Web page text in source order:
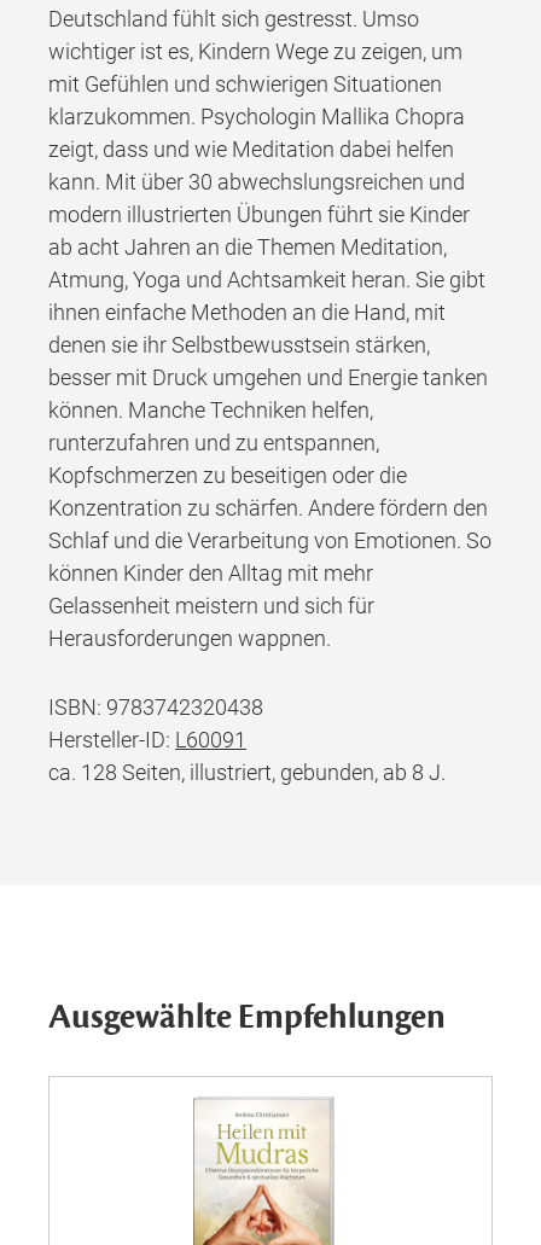
Deutschland fühlt sich gestresst. Umso
wichtiger ist es, Kindern Wege zu zeigen, um
mit Gefühlen und schwierigen Situationen
klarzukommen. Psychologin Mallika Chopra
zeigt, dass und wie Meditation dabei helfen
kann. Mit über 30 abwechslungsreichen und
modern illustrierten Übungen führt sie Kinder
ab acht Jahren an die Themen Meditation,
Atmung, Yoga und Achtsamkeit heran. Sie gibt
ihnen einfache Methoden an die Hand, mit
denen sie ihr Selbstbewusstsein stärken,
besser mit Druck umgehen und Energie tanken
können. Manche Techniken helfen,
runterzufahren und zu entspannen,
Kopfschmerzen zu beseitigen oder die
Konzentration zu schärfen. Andere fördern den
Schlaf und die Verarbeitung von Emotionen. So
können Kinder den Alltag mit mehr
Gelassenheit meistern und sich für
Herausforderungen wappnen.
ISBN: 9783742320438
Hersteller-ID: L60091
ca. 128 Seiten, illustriert, gebunden, ab 8 J.
Ausgewählte Empfehlungen